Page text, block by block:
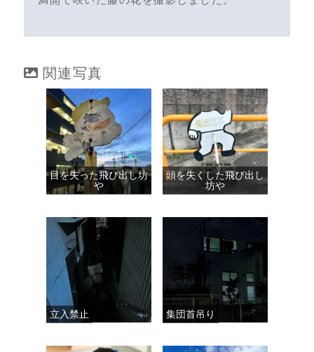
関連写真
目を失った飛び出し坊
や
頭を失くした飛び出し
坊や
立入禁止 集団首吊り